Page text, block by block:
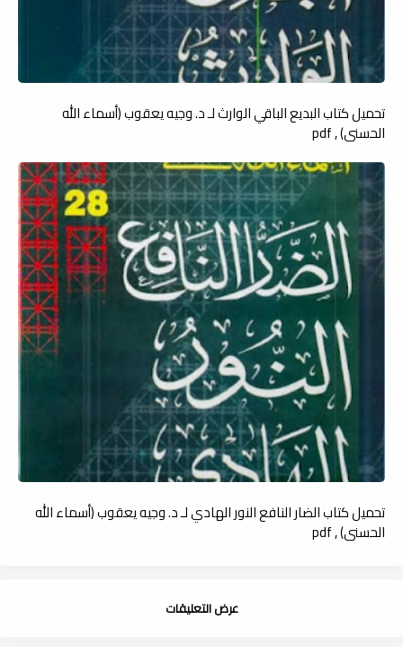
تحميل كتاب البديع الباقي الوارث لـ د. وجيه يعقوب (أسماء الله
الحسنى) , pdf
تحميل كتاب الضار النافع النور الهادي لـ د. وجيه يعقوب (أسماء الله
الحسنى) , pdf
عرض التعليقات